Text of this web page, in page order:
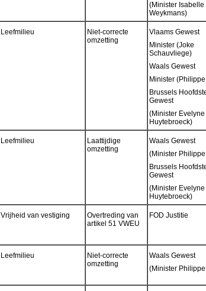
(Minister Isabelle
Weykmans)
Leefmilieu
Niet-correcte
omzetting
Vlaams Gewest
Minister (Joke
Schauvliege)
Waals Gewest
Minister
Brussels
Gewest
(Minister Evelyne
Huytebroeck)
Leefmilieu
Laattijdige
omzetting
Waals Gewest
(Minister
Brussels
Gewest
(Minister Evelyne
Huytebroeck)
Vrijheid van vestiging
Overtreding van
artikel 51 VWEU
FOD Justitie
Leefmilieu
Niet-correcte
omzetting
Waals Gewest
(Minister